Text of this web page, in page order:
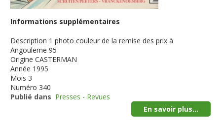
Informations supplémentaires
Description 1 photo couleur de la remise des prix à
Angouleme 95
Origine CASTERMAN
Année 1995
Mois 3
Numéro 340
Publié dans Presses - Revues
En savoir plus...